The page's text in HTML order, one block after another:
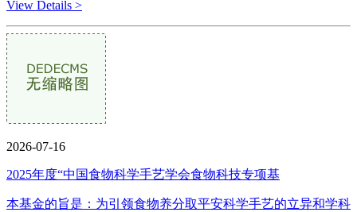
View Details >
2026-07-16
2025年度“中国食物科学手艺学会食物科技专项基
本基金的旨是：为引领食物养分取平安科学手艺的立异和学科